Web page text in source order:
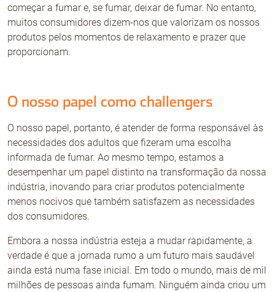
começar a fumar e, se fumar, deixar de fumar. No entanto,
muitos consumidores dizem-nos que valorizam os nossos
produtos pelos momentos de relaxamento e prazer que
proporcionam.
O nosso papel como challengers
O nosso papel, portanto, é atender de forma responsável às
necessidades dos adultos que fizeram uma escolha
informada de fumar. Ao mesmo tempo, estamos a
desempenhar um papel distinto na transformação da nossa
indústria, inovando para criar produtos potencialmente
menos nocivos que também satisfazem as necessidades
dos consumidores.
Embora a nossa indústria esteja a mudar rapidamente, a
verdade é que a jornada rumo a um futuro mais saudável
ainda está numa fase inicial. Em todo o mundo, mais de mil
milhões de pessoas ainda fumam. Ninguém ainda criou um